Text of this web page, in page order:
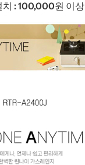
: 100,000원 이상